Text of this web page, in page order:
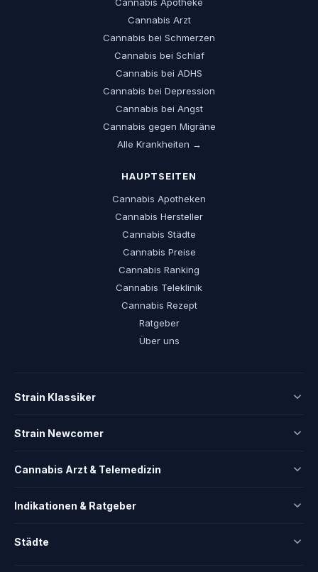
Cannabis Arzt
Cannabis bei Schmerzen
Cannabis bei Schlaf
Cannabis bei ADHS
Cannabis bei Depression
Cannabis bei Angst
Cannabis gegen Migräne
Alle Krankheiten →
HAUPTSEITEN
Cannabis Apotheken
Cannabis Hersteller
Cannabis Städte
Cannabis Preise
Cannabis Ranking
Cannabis Teleklinik
Cannabis Rezept
Ratgeber
Über uns
Strain Klassiker
Strain Newcomer
Cannabis Arzt & Telemedizin
Indikationen & Ratgeber
Städte